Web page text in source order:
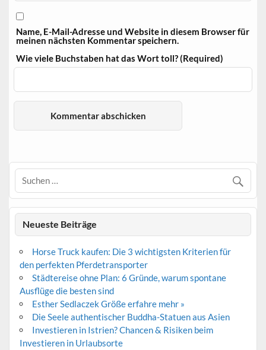
Name, E-Mail-Adresse und Website in diesem Browser für
meinen nächsten Kommentar speichern.
Wie viele Buchstaben hat das Wort toll? (Required)
Neueste Beiträge
Horse Truck kaufen: Die 3 wichtigsten Kriterien für
den perfekten Pferdetransporter
Städtereise ohne Plan: 6 Gründe, warum spontane
Ausflüge die besten sind
Esther Sedlaczek Größe erfahre mehr »
Die Seele authentischer Buddha-Statuen aus Asien
Investieren in Istrien? Chancen & Risiken beim
Investieren in Urlaubsorte